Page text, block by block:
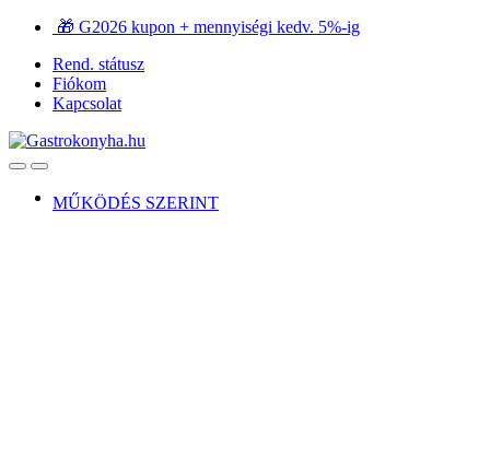
Ugrás
navigációhoz
Ugrás
tartalomra
🎁 G2026 kupon + mennyiségi kedv. 5%-ig
Rend. státusz
Fiókom
Kapcsolat
OpenClose
MŰKÖDÉS SZERINT